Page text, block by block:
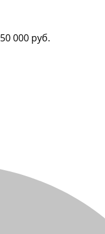
50 000 руб.